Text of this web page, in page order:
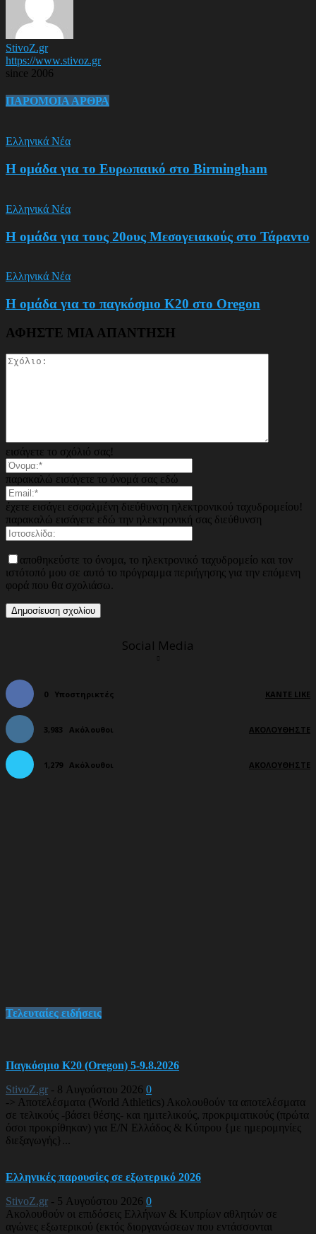
StivoZ.gr
https://www.stivoz.gr
since 2006
ΠΑΡΟΜΟΙΑ ΑΡΘΡΑ
Ελληνικά Νέα
Η ομάδα για το Ευρωπαικό στο Birmingham
Ελληνικά Νέα
Η ομάδα για τους 20ους Μεσογειακούς στο Τάραντο
Ελληνικά Νέα
Η ομάδα για το παγκόσμιο Κ20 στο Oregon
ΑΦΗΣΤΕ ΜΙΑ ΑΠΑΝΤΗΣΗ
εισάγετε το σχόλιό σας!
παρακαλώ εισάγετε το όνομά σας εδώ
έχετε εισάγει εσφαλμένη διεύθυνση ηλεκτρονικού ταχυδρομείου!
παρακαλώ εισάγετε εδώ την ηλεκτρονική σας διεύθυνση
αποθηκεύστε το όνομα, το ηλεκτρονικό ταχυδρομείο και τον
ιστότοπό μου σε αυτό το πρόγραμμα περιήγησης για την επόμενη
φορά που θα σχολιάσω.
Social Media
0 Υποστηρικτές ΚΆΝΤΕ LIKE
3,983 Ακόλουθοι ΑΚΟΛΟΥΘΉΣΤΕ
1,279 Ακόλουθοι ΑΚΟΛΟΥΘΉΣΤΕ
Τελευταίες ειδήσεις
Παγκόσμιο Κ20 (Oregon) 5-9.8.2026
StivoZ.gr - 8 Αυγούστου 2026 0
-> Αποτελέσματα (World Athletics) Ακολουθούν τα αποτελέσματα
σε τελικούς -βάσει θέσης- και ημιτελικούς, προκριματικούς (πρώτα
όσοι προκρίθηκαν) για Ε/Ν Ελλάδος & Κύπρου {με ημερομηνίες
διεξαγωγής}...
Ελληνικές παρουσίες σε εξωτερικό 2026
StivoZ.gr - 5 Αυγούστου 2026 0
Ακολουθούν οι επιδόσεις Ελλήνων & Κυπρίων αθλητών σε
αγώνες εξωτερικού (εκτός διοργανώσεων που εντάσσονται